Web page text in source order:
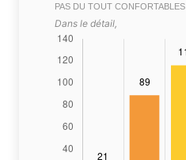
PAS DU TOUT CONFORTABLES
Dans le détail,